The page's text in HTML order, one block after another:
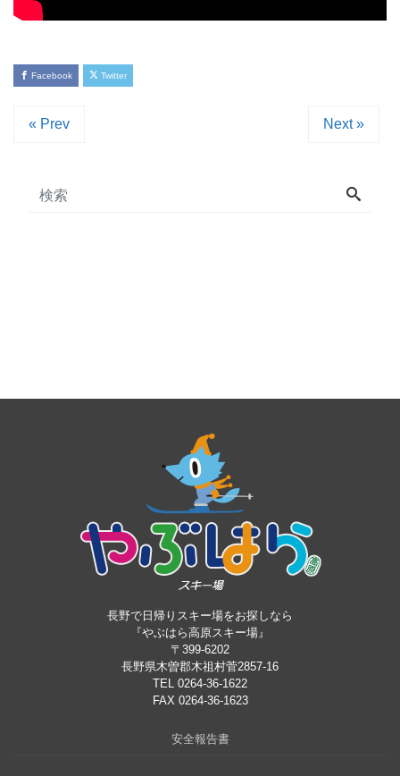
Facebook Twitter
« Prev Next »
長野で日帰りスキー場をお探しなら
『やぶはら高原スキー場』
〒399-6202
長野県木曽郡木祖村菅2857-16
TEL 0264-36-1622
FAX 0264-36-1623
安全報告書